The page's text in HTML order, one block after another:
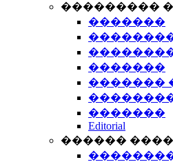
���������
�������
�������
�������
�������
Editorial
������